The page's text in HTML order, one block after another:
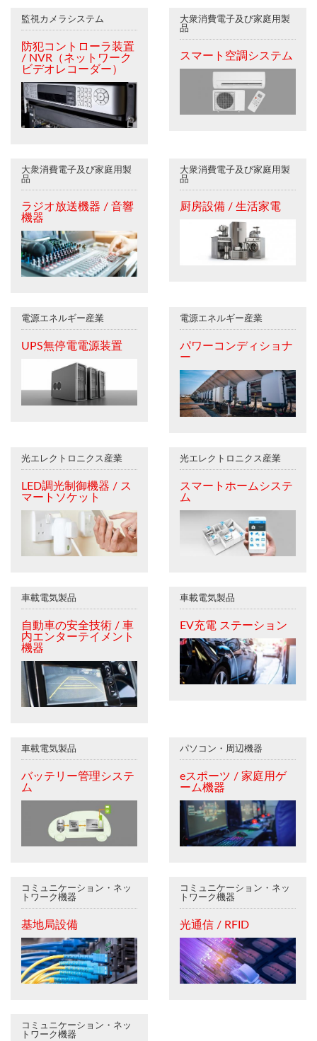
監視カメラシステム
防犯コントローラ装置
/ NVR（ネットワーク
ビデオレコーダー）
大衆消費電子及び家庭用製
品
スマート空調システム
大衆消費電子及び家庭用製
品
ラジオ放送機器 / 音響
機器
大衆消費電子及び家庭用製
品
厨房設備 / 生活家電
電源エネルギー産業
UPS無停電電源装置
電源エネルギー産業
パワーコンディショナ
ー
光エレクトロニクス産業
LED調光制御機器 / ス
マートソケット
光エレクトロニクス産業
スマートホームシステ
ム
車載電気製品
自動車の安全技術 / 車
内エンターテイメント
機器
車載電気製品
EV充電 ステーション
車載電気製品
バッテリー管理システ
ム
パソコン・周辺機器
eスポーツ / 家庭用ゲ
ーム機器
コミュニケーション・ネッ
トワーク機器
基地局設備
コミュニケーション・ネッ
トワーク機器
光通信 / RFID
コミュニケーション・ネッ
トワーク機器